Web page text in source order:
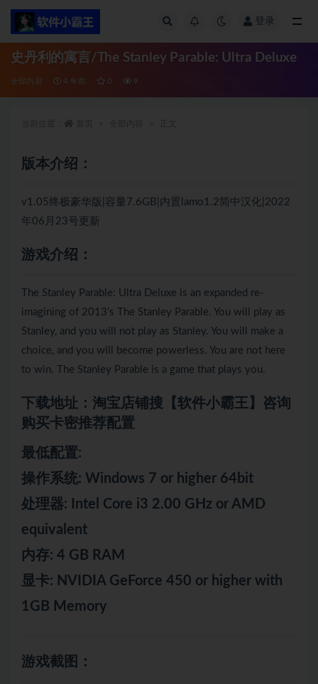
登录
史丹利的寓言/The Stanley Parable: Ultra Deluxe
全部内容 4 年前 0 9
版本介绍：
v1.05终极豪华版|容量7.6GB|内置lamo1.2简中汉化|2022
年06月23号更新
游戏介绍：
The Stanley Parable: Ultra Deluxe is an expanded re-
imagining of 2013’s The Stanley Parable. You will play as
Stanley, and you will not play as Stanley. You will make a
choice, and you will become powerless. You are not here
to win. The Stanley Parable is a game that plays you.
下载地址：淘宝店铺搜【软件小霸王】咨询
购买卡密推荐配置
最低配置:
操作系统: Windows 7 or higher 64bit
处理器: Intel Core i3 2.00 GHz or AMD
equivalent
内存: 4 GB RAM
显卡: NVIDIA GeForce 450 or higher with
1GB Memory
游戏截图：